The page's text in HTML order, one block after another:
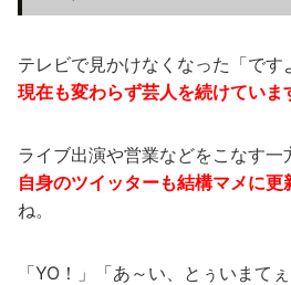
テレビで見かけなくなった「です
現在も変わらず芸人を続けていま
ライブ出演や営業などをこなす一
自身のツイッターも結構マメに更
ね。
「YO！」「あ～い、とぅいまて